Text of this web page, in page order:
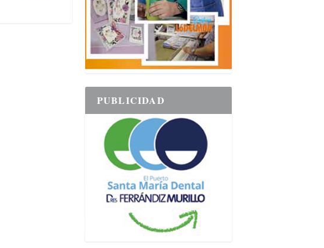
PUBLICIDAD